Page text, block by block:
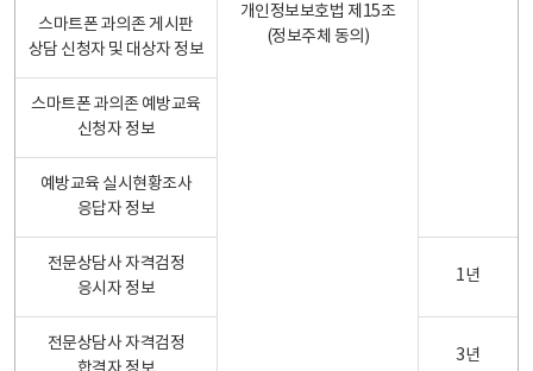
개인정보보호법 제15조
(정보주체 동의)
스마트폰 과의존 게시판
상담 신청자 및 대상자 정보
스마트폰 과의존 예방교육
신청자 정보
예방교육 실시현황조사
응답자 정보
전문상담사 자격검정
응시자 정보
1년
전문상담사 자격검정
3년